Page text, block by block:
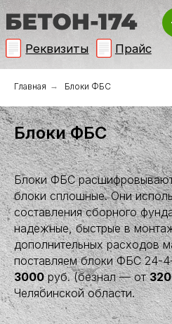
+7 932 016
Реквизиты
Главная → Блоки ФБС
Блоки ФБС
Блоки ФБС
блоки сплошные. Они
составления сборного
надежные, быстрые в
дополнительных расходов
поставляем блоки ФБС 24-
3000руб. (безнал — от
Челябинской области.